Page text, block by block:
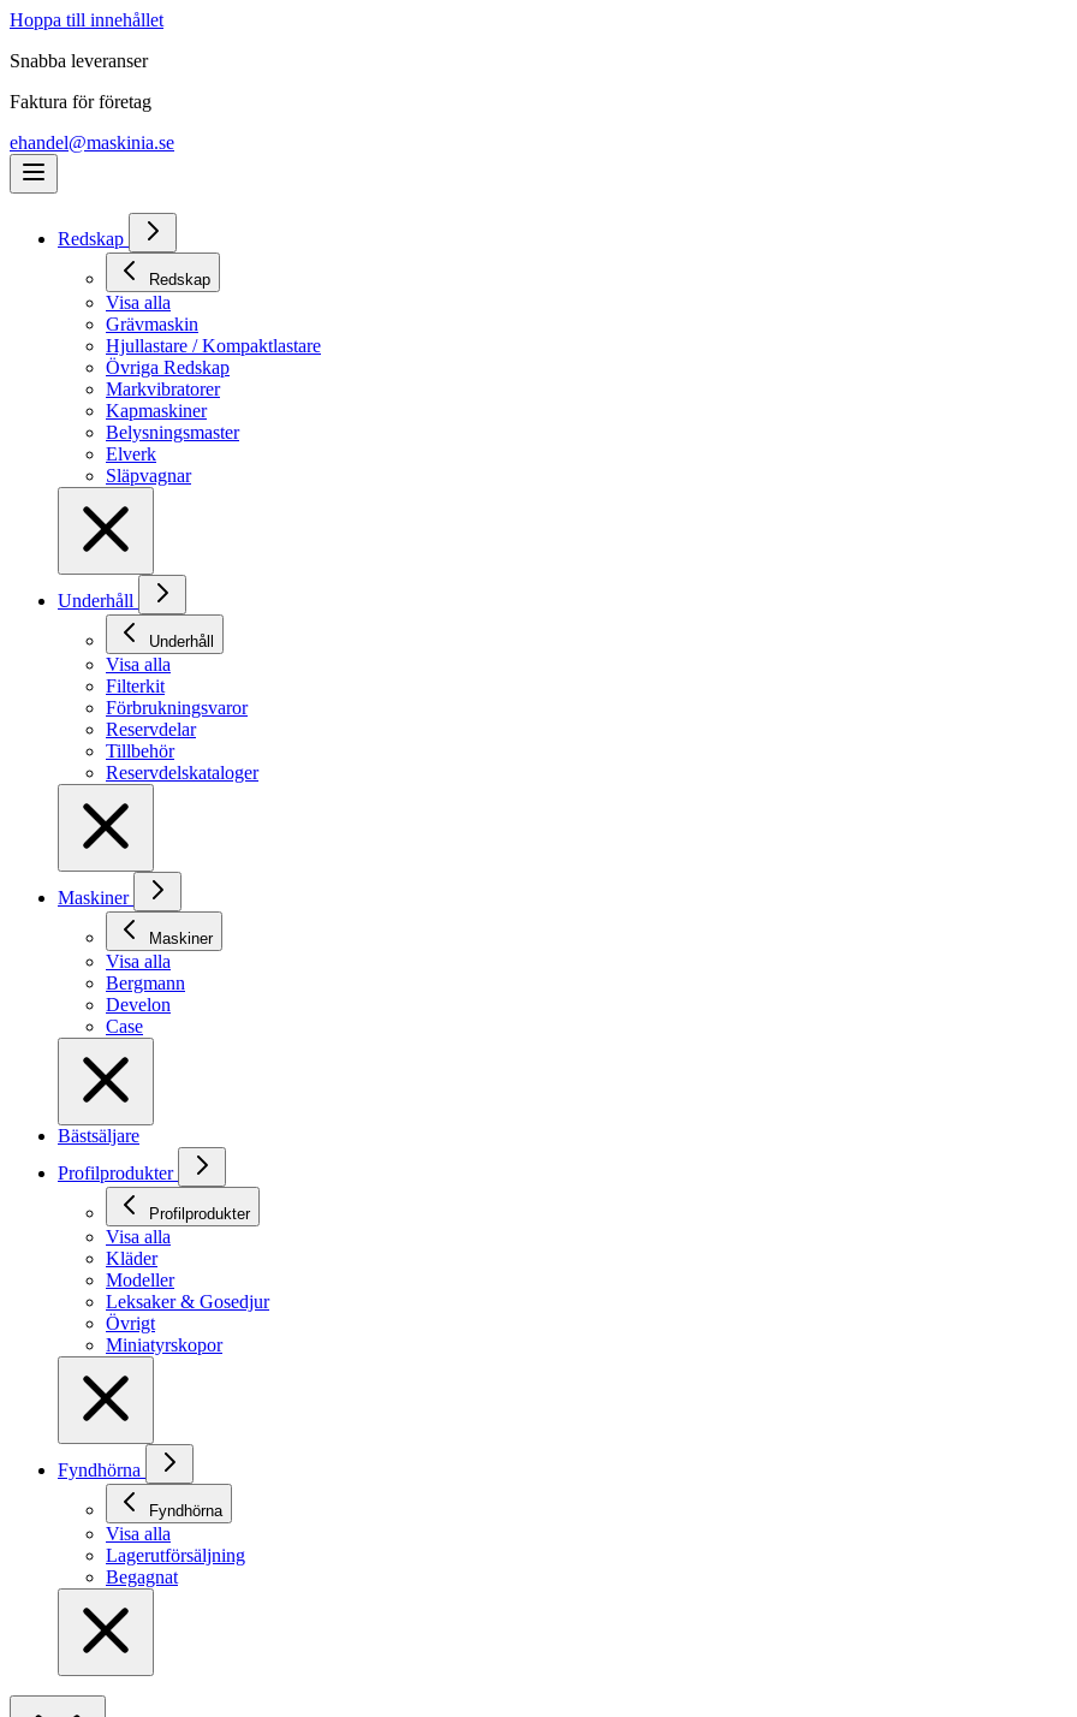
Hoppa till innehållet
Snabba leveranser
Faktura för företag
ehandel@maskinia.se
Redskap
Redskap
Visa alla
Grävmaskin
Hjullastare / Kompaktlastare
Övriga Redskap
Markvibratorer
Kapmaskiner
Belysningsmaster
Elverk
Släpvagnar
Underhåll
Underhåll
Visa alla
Filterkit
Förbrukningsvaror
Reservdelar
Tillbehör
Reservdelskataloger
Maskiner
Maskiner
Visa alla
Bergmann
Develon
Case
Bästsäljare
Profilprodukter
Profilprodukter
Visa alla
Kläder
Modeller
Leksaker & Gosedjur
Övrigt
Miniatyrskopor
Fyndhörna
Fyndhörna
Visa alla
Lagerutförsäljning
Begagnat